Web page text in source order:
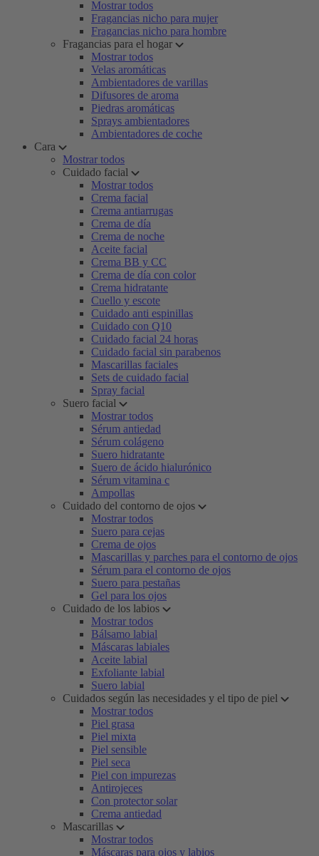
Mostrar todos
Fragancias nicho para mujer
Fragancias nicho para hombre
Fragancias para el hogar
Mostrar todos
Velas aromáticas
Ambientadores de varillas
Difusores de aroma
Piedras aromáticas
Sprays ambientadores
Ambientadores de coche
Cara
Mostrar todos
Cuidado facial
Mostrar todos
Crema facial
Crema antiarrugas
Crema de día
Crema de noche
Aceite facial
Crema BB y CC
Crema de día con color
Crema hidratante
Cuello y escote
Cuidado anti espinillas
Cuidado con Q10
Cuidado facial 24 horas
Cuidado facial sin parabenos
Mascarillas faciales
Sets de cuidado facial
Spray facial
Suero facial
Mostrar todos
Sérum antiedad
Sérum colágeno
Suero hidratante
Suero de ácido hialurónico
Sérum vitamina c
Ampollas
Cuidado del contorno de ojos
Mostrar todos
Suero para cejas
Crema de ojos
Mascarillas y parches para el contorno de ojos
Sérum para el contorno de ojos
Suero para pestañas
Gel para los ojos
Cuidado de los labios
Mostrar todos
Bálsamo labial
Máscaras labiales
Aceite labial
Exfoliante labial
Suero labial
Cuidados según las necesidades y el tipo de piel
Mostrar todos
Piel grasa
Piel mixta
Piel sensible
Piel seca
Piel con impurezas
Antirojeces
Con protector solar
Crema antiedad
Mascarillas
Mostrar todos
Máscaras para ojos y labios